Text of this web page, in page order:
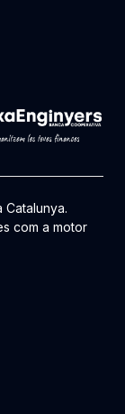
Catalunya.
com a motor